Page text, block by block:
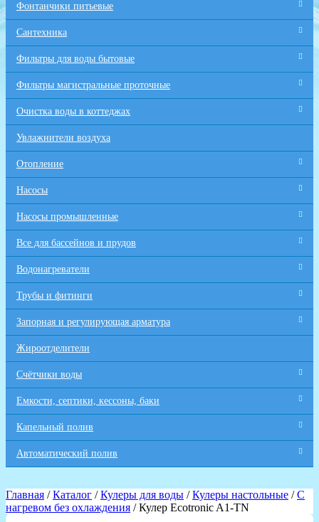
Фонтанчики питьевые
Сантехника
Фильтры для воды бытовые
Фильтры магистральные проточные
Очистка воды в коттеджах
Увлажнители воздуха
Отопление
Насосы
Насосы промышленные
Все для бaссейнов и прудов
Водонагреватели
Трубы и фитинги
Запорная и регулирующая арматура
Жироотделители
Счётчики воды
Емкости, септики, кессоны, баки
Капельный полив
Автоматический полив
Главная /Каталог /Кулеры для воды /Кулеры настольные /С
нагревом без охлаждения / Кулер Ecotronic A1-TN